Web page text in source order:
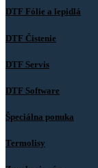
DTF Fólie a lepidlá
DTF Čistenie
DTF Servis
DTF Software
Špeciálna ponuka
Termolisy